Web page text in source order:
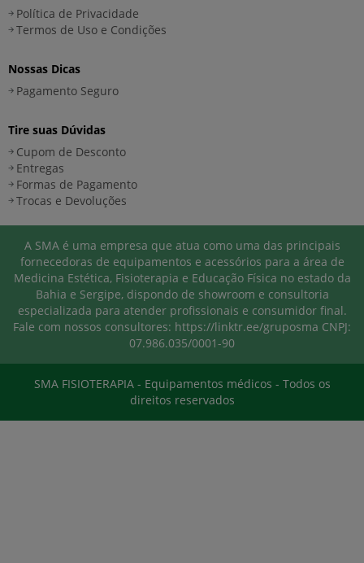
Política de Privacidade
Termos de Uso e Condições
Nossas Dicas
Pagamento Seguro
Tire suas Dúvidas
Cupom de Desconto
Entregas
Formas de Pagamento
Trocas e Devoluções
A SMA é uma empresa que atua como uma das principais
fornecedoras de equipamentos e acessórios para a área de
Medicina Estética, Fisioterapia e Educação Física no estado da
Bahia e Sergipe, dispondo de showroom e consultoria
especializada para atender profissionais e consumidor final.
Fale com nossos consultores: https://linktr.ee/gruposma CNPJ:
07.986.035/0001-90
SMA FISIOTERAPIA - Equipamentos médicos - Todos os
direitos reservados